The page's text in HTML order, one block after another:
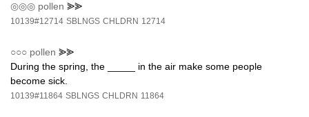
◎◎◎ pollen ⪢⪢
10139#12714 SBLNGS CHLDRN 12714
○○○ pollen ⪢⪢
During the spring, the _____ in the air make some people
become sick.
10139#11864 SBLNGS CHLDRN 11864